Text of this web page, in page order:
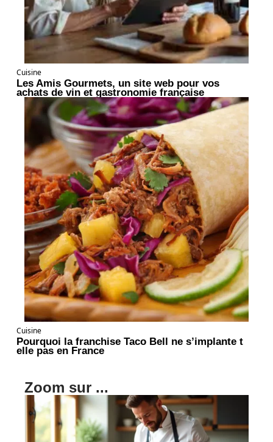
Cuisine
Les Amis Gourmets, un site web pour vos
achats de vin et gastronomie française
Cuisine
Pourquoi la franchise Taco Bell ne s’implante t
elle pas en France
Zoom sur ...